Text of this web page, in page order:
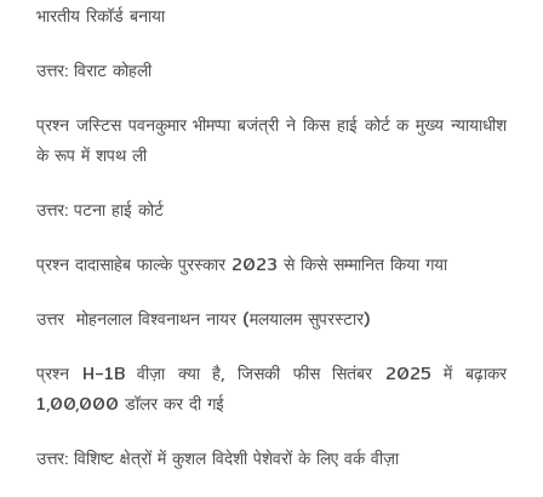
भारतीय रिकॉर्ड बनाया
उत्तर: विराट कोहली
प्रश्न जस्टिस पवनकुमार भीमप्पा बजंत्री ने किस हाई कोर्ट क मुख्य न्यायाधीश
के रूप में शपथ ली
उत्तर: पटना हाई कोर्ट
प्रश्न दादासाहेब फाल्के पुरस्कार 2023 से किसे सम्मानित किया गया
उत्तर मोहनलाल विश्वनाथन नायर (मलयालम सुपरस्टार)
प्रश्न H-1B वीज़ा क्या है, जिसकी फीस सितंबर 2025 में बढ़ाकर
1,00,000 डॉलर कर दी गई
उत्तर: विशिष्ट क्षेत्रों में कुशल विदेशी पेशेवरों के लिए वर्क वीज़ा